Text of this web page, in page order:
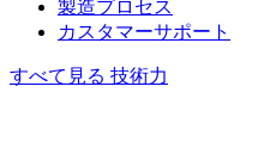
製造プロセス
カスタマーサポート
すべて見る 技術力